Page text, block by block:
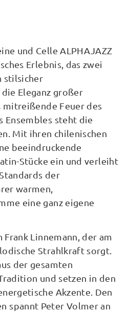
und Celle ALPHAJAZZ
Erlebnis, das zwei
stilsicher
Eleganz großer
mitreißende Feuer des
Ensembles steht die
Mit ihren chilenischen
beeindruckende
Stücke ein und verleiht
der
warmen,
eine ganz eigene
Linnemann, der am
Strahlkraft sorgt.
der gesamten
und setzen in den
Akzente. Den
spannt Peter Volmer an